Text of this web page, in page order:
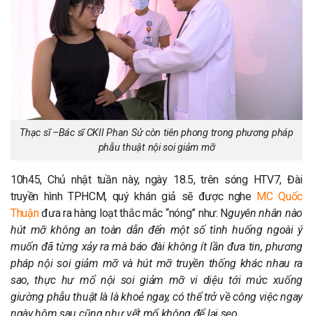
Thạc sĩ –Bác sĩ CKII Phan Sử còn tiên phong trong phương pháp
phẫu thuật nội soi giảm mỡ
10h45, Chủ nhật tuần này, ngày 18.5, trên sóng HTV7, Đài
truyền hình TPHCM, quý khán giả sẽ được nghe MC Quốc
Thuậnđưa ra hàng loạt thắc mắc “nóng” như: Nguyên nhân nào
hút mỡ không an toàn dẫn đến một số tình huống ngoài ý
muốn đã từng xảy ra mà báo đài không ít lần đưa tin, phương
pháp nội soi giảm mỡ và hút mỡ truyền thống khác nhau ra
sao, thực hư mổ nội soi giảm mỡ vi diệu tới mức xuống
giường phẫu thuật là là khoẻ ngay, có thể trở về công việc ngay